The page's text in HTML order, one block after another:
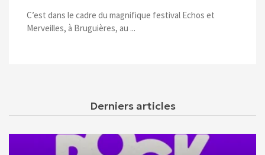
C’est dans le cadre du magnifique festival Echos et
Merveilles, à Bruguières, au ...
Derniers articles